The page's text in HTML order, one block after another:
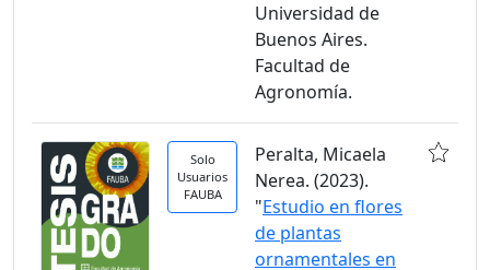
Universidad de
Buenos Aires.
Facultad de
Agronomía.
Solo
Usuarios
FAUBA
Peralta, Micaela
Nerea. (2023).
"Estudio en flores
de plantas
ornamentales en